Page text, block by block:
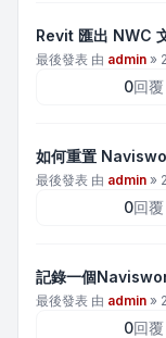
Revit 匯出 NWC
最後發表 由 admin »
0回覆
如何重置
最後發表 由 admin »
0回覆
記錄一個
最後發表 由 admin »
0回覆